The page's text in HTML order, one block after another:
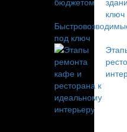
под ключ